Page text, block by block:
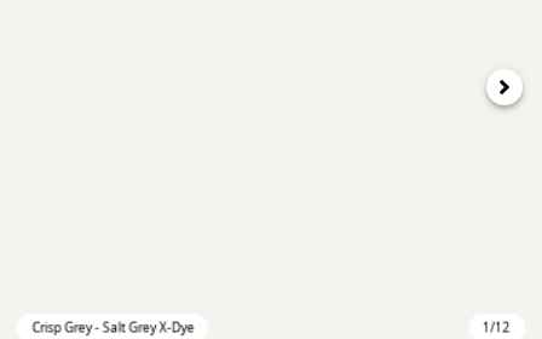
次へ